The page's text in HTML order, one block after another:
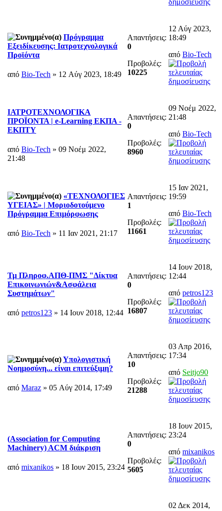
Πρόγραμμα
Εξειδίκευσης: Ιατροτεχνολογικά
Προϊόντα
από Bio-Tech » 12 Αύγ 2023, 18:49
Απαντήσεις:
0
Προβολές:
10225
12 Αύγ 2023,
18:49
από Bio-Tech
ΙΑΤΡΟΤΕΧΝΟΛΟΓΙΚΑ
ΠΡΟΪΟΝΤΑ | e-Learning ΕΚΠΑ -
ΕΚΠΤΥ
από Bio-Tech » 09 Νοέμ 2022,
21:48
Απαντήσεις:
0
Προβολές:
8960
09 Νοέμ 2022,
21:48
από Bio-Tech
«ΤΕΧΝΟΛΟΓΙΕΣ
ΥΓΕΙΑΣ» | Μοριοδοτούμενο
Πρόγραμμα Επιμόρφωσης
από Bio-Tech » 11 Ιαν 2021, 21:17
Απαντήσεις:
1
Προβολές:
11661
15 Ιαν 2021,
19:59
από Bio-Tech
Τμ Πληροφ.ΑΠΘ-ΠΜΣ "Δίκτυα
Επικοινωνιών&Ασφάλεια
Συστημάτων"
από petros123 » 14 Ιουν 2018, 12:44
Απαντήσεις:
0
Προβολές:
16807
14 Ιουν 2018,
12:44
από petros123
Υπολογιστική
Νοημοσύνη... είναι επιτεύξιμη?
από Maraz » 05 Αύγ 2014, 17:49
Απαντήσεις:
10
Προβολές:
21288
03 Απρ 2016,
17:34
από Seitjo90
(Association for Computing
Machinery) ACM διάκριση
από mixanikos » 18 Ιουν 2015, 23:24
Απαντήσεις:
0
Προβολές:
5605
18 Ιουν 2015,
23:24
από mixanikos
02 Δεκ 2014,